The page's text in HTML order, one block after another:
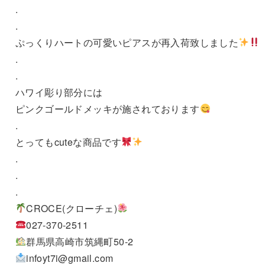
.
.
ぷっくりハートの可愛いピアスが再入荷致しました
.
.
ハワイ彫り部分には
ピンクゴールドメッキが施されております
.
とってもcuteな商品です
.
.
.
CROCE(クローチェ)
027-370-2511
群馬県高崎市筑縄町50-2
infoyt7i@gmail.com